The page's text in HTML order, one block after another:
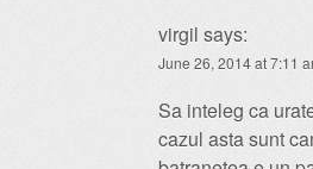
virgil says:
June 26, 2014 at 7:11
Sa inteleg ca
cazul asta sunt